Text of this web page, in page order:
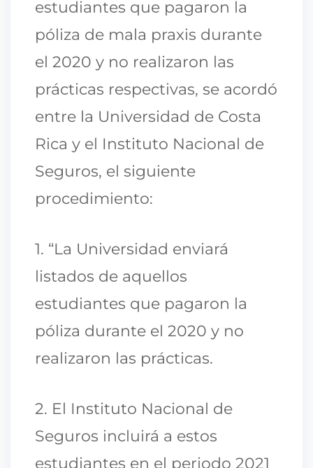
estudiantes que pagaron la
póliza de mala praxis durante
el 2020 y no realizaron las
prácticas respectivas, se acordó
entre la Universidad de Costa
Rica y el Instituto Nacional de
Seguros, el siguiente
procedimiento:
1. “La Universidad enviará
listados de aquellos
estudiantes que pagaron la
póliza durante el 2020 y no
realizaron las prácticas.
2. El Instituto Nacional de
Seguros incluirá a estos
estudiantes en el periodo 2021